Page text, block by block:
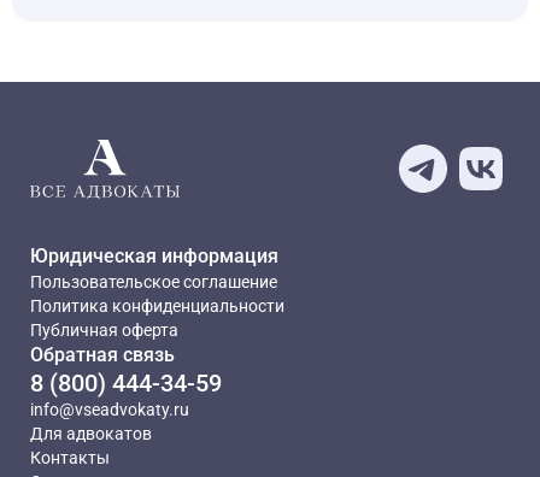
Юридическая информация
Пользовательское соглашение
Политика конфиденциальности
Публичная оферта
Обратная связь
8 (800) 444-34-59
info@vseadvokaty.ru
Для адвокатов
Контакты